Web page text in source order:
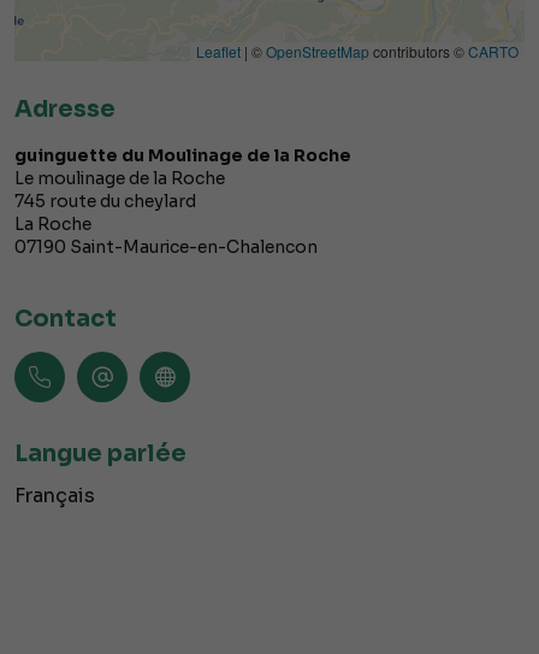
Leaflet | ©OpenStreetMapcontributors ©CARTO
Adresse
guinguette du Moulinage de la Roche
Le moulinage de la Roche
745 route du cheylard
La Roche
07190 Saint-Maurice-en-Chalencon
Contact
Langue parlée
Français